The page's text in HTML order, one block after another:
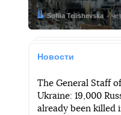
Автор:
Sofiia Telishevska
Дата:
Новости
The General Staff
Ukraine: 19,000
already been killed